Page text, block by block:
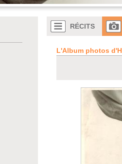
RÉCITS
L'Album photos